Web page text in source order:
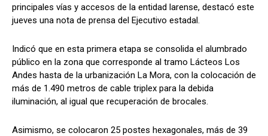
principales vías y accesos de la entidad larense, destacó este
jueves una nota de prensa del Ejecutivo estadal.
Indicó que en esta primera etapa se consolida el alumbrado
público en la zona que corresponde al tramo Lácteos Los
Andes hasta de la urbanización La Mora, con la colocación de
más de 1.490 metros de cable triplex para la debida
iluminación, al igual que recuperación de brocales.
Asimismo, se colocaron 25 postes hexagonales, más de 39